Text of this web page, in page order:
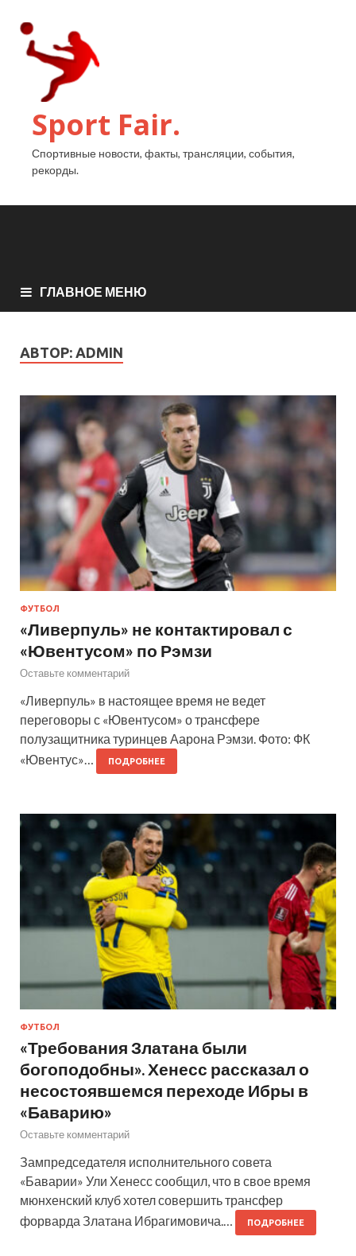
Sport Fair.
Спортивные новости, факты, трансляции, события,
рекорды.
ГЛАВНОЕ МЕНЮ
АВТОР: ADMIN
ФУТБОЛ
«Ливерпуль» не контактировал с
«Ювентусом» по Рэмзи
Оставьте комментарий
«Ливерпуль» в настоящее время не ведет
переговоры с «Ювентусом» о трансфере
полузащитника туринцев Аарона Рэмзи. Фото: ФК
«Ювентус»…
ПОДРОБНЕЕ
ФУТБОЛ
«Требования Златана были
богоподобны». Хенесс рассказал о
несостоявшемся переходе Ибры в
«Баварию»
Оставьте комментарий
Зампредседателя исполнительного совета
«Баварии» Ули Хенесс сообщил, что в свое время
мюнхенский клуб хотел совершить трансфер
форварда Златана Ибрагимовича.…
ПОДРОБНЕЕ